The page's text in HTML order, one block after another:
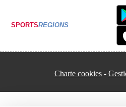
SPORTSREGIONS
Charte cookies